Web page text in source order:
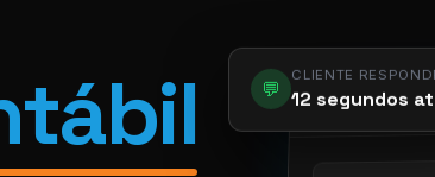
💬
CLIENTE
12 segundos